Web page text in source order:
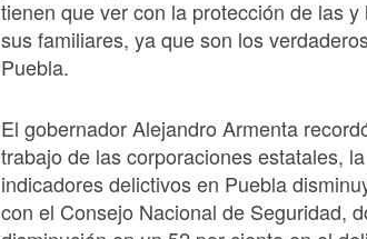
tienen que ver con la protección de las
sus familiares, ya que son los
Puebla.
El gobernador Alejandro Armenta
trabajo de las corporaciones estatales,
indicadores delictivos en Puebla
con el Consejo Nacional de Seguridad,